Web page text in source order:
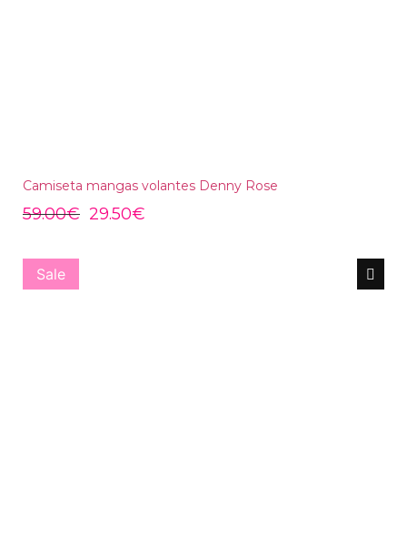
Camiseta mangas volantes Denny Rose
59.00€ 29.50€
Sale